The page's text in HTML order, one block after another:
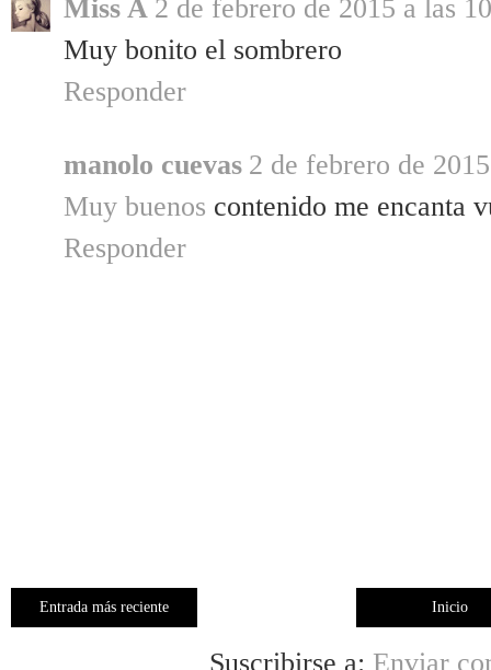
Miss A 2 de febrero de 2015 a las
Muy bonito el sombrero
Responder
manolo cuevas 2 de febrero de
Muy buenos contenido me encanta
Responder
Entrada más reciente Inicio
Suscribirse a: Enviar